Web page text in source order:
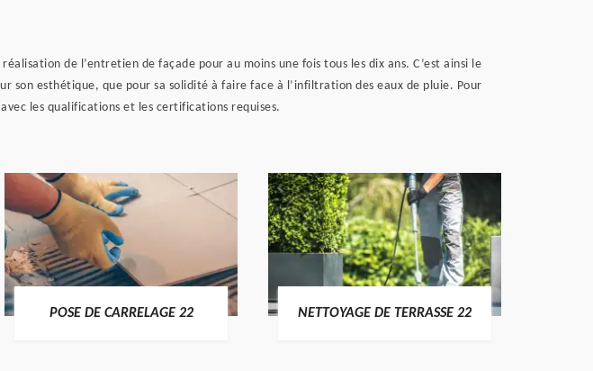
de l’entretien de façade pour au moins une fois tous les dix ans. C’est ainsi le
son esthétique, que pour sa solidité à faire face à l’infiltration des eaux de pluie. Pour
les qualifications et les certifications requises.
POSE DE CARRELAGE 22 NETTOYAGE DE TERRASSE 22